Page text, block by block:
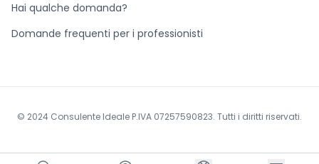
Hai qualche domanda?
Domande frequenti per i professionisti
© 2024 Consulente Ideale P.IVA 07257590823. Tutti i diritti riservati.